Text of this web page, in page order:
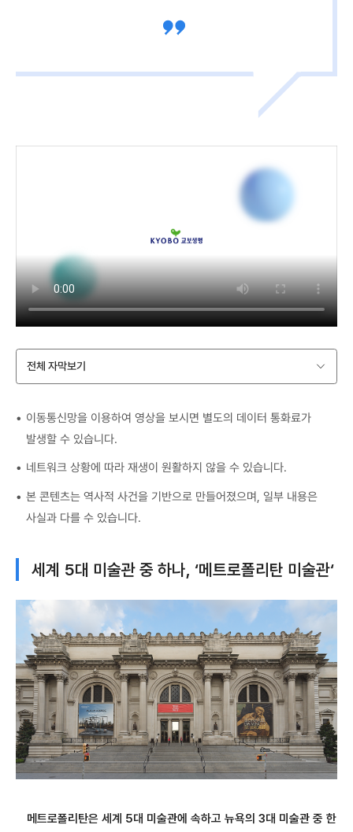
전체 자막보기
이동통신망을 이용하여 영상을 보시면 별도의 데이터 통화료가
발생할 수 있습니다.
네트워크 상황에 따라 재생이 원활하지 않을 수 있습니다.
본 콘텐츠는 역사적 사건을 기반으로 만들어졌으며, 일부 내용은
사실과 다를 수 있습니다.
세계 5대 미술관 중 하나, ‘메트로폴리탄 미술관‘
메트로폴리탄은 세계 5대 미술관에 속하고 뉴욕의 3대 미술관 중 한